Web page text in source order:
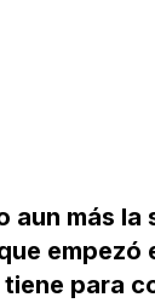
aun más
para